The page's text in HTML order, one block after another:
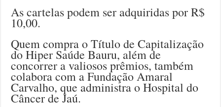
As cartelas podem ser adquiridas por R$
10,00.
Quem compra o Título de Capitalização
do Hiper Saúde Bauru, além de
concorrer a valiosos prêmios, também
colabora com a Fundação Amaral
Carvalho, que administra o Hospital do
Câncer de Jaú.